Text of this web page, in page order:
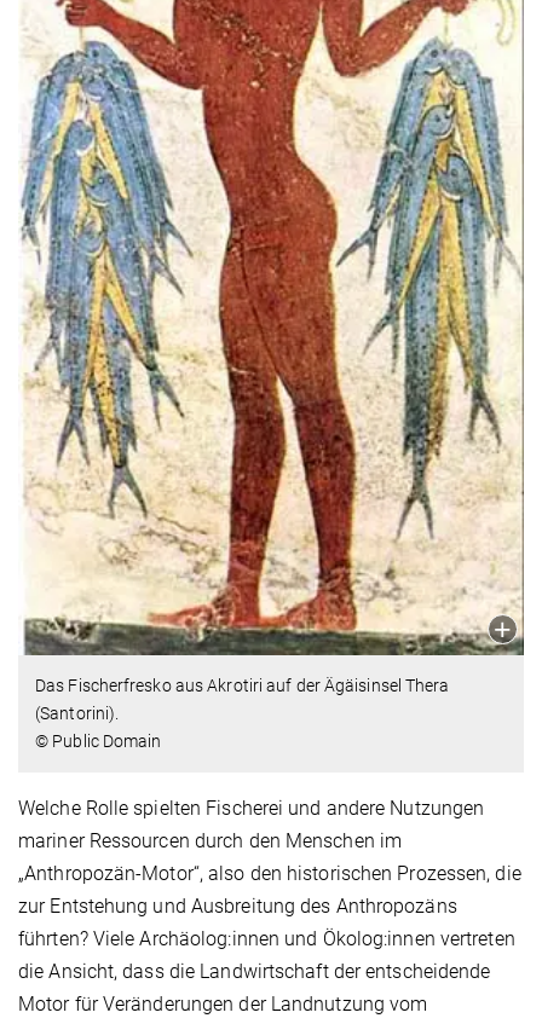
Das Fischerfresko aus Akrotiri auf der Ägäisinsel Thera
(Santorini).
© Public Domain
Welche Rolle spielten Fischerei und andere Nutzungen
mariner Ressourcen durch den Menschen im
„Anthropozän-Motor“, also den historischen Prozessen, die
zur Entstehung und Ausbreitung des Anthropozäns
führten? Viele Archäolog:innen und Ökolog:innen vertreten
die Ansicht, dass die Landwirtschaft der entscheidende
Motor für Veränderungen der Landnutzung vom